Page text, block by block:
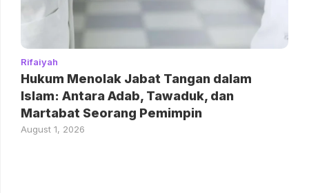
Rifaiyah
Hukum Menolak Jabat Tangan dalam
Islam: Antara Adab, Tawaduk, dan
Martabat Seorang Pemimpin
August 1, 2026